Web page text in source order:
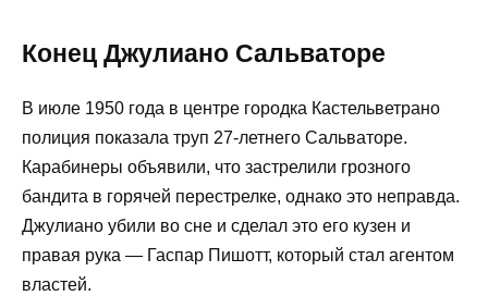
Конец Джулиано Сальваторе
В июле 1950 года в центре городка Кастельветрано
полиция показала труп 27-летнего Сальваторе.
Карабинеры объявили, что застрелили грозного
бандита в горячей перестрелке, однако это неправда.
Джулиано убили во сне и сделал это его кузен и
правая рука — Гаспар Пишотт, который стал агентом
властей.